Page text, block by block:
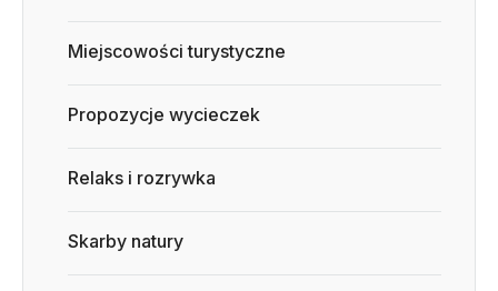
Miejscowości turystyczne
Propozycje wycieczek
Relaks i rozrywka
Skarby natury